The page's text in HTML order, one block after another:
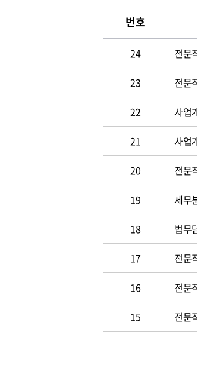
번호
24 전문
23 전문
22 사업
21 사업
20 전문
19 세무
18 법무
17 전문
16 전문
15 전문